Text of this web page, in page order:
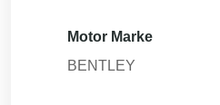
Motor Marke
BENTLEY